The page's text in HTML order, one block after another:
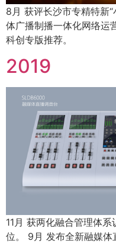
8月 获评长沙市专精特新
体广播制播一体化网络运
科创专版推荐。
2019
11月 获两化融合管理体
位。 9月 发布全新融媒体